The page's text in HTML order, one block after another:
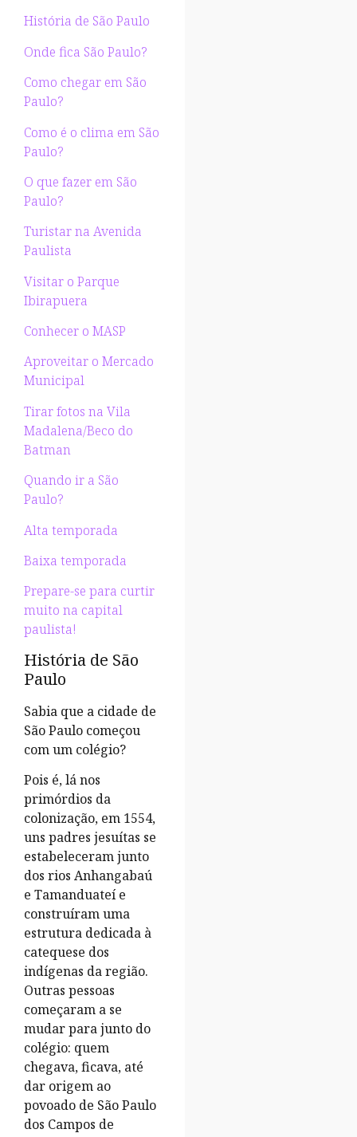
História de São Paulo
Onde fica São Paulo?
Como chegar em São
Paulo?
Como é o clima em São
Paulo?
O que fazer em São
Paulo?
Turistar na Avenida
Paulista
Visitar o Parque
Ibirapuera
Conhecer o MASP
Aproveitar o Mercado
Municipal
Tirar fotos na Vila
Madalena/Beco do
Batman
Quando ir a São
Paulo?
Alta temporada
Baixa temporada
Prepare-se para curtir
muito na capital
paulista!
História de São
Paulo
Sabia que a cidade de
São Paulo começou
com um colégio?
Pois é, lá nos
primórdios da
colonização, em 1554,
uns padres jesuítas se
estabeleceram junto
dos rios Anhangabaú
e Tamanduateí e
construíram uma
estrutura dedicada à
catequese dos
indígenas da região.
Outras pessoas
começaram a se
mudar para junto do
colégio: quem
chegava, ficava, até
dar origem ao
povoado de São Paulo
dos Campos de